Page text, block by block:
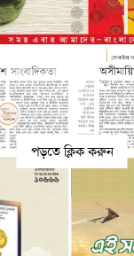
পড়তে ক্লিক করুন